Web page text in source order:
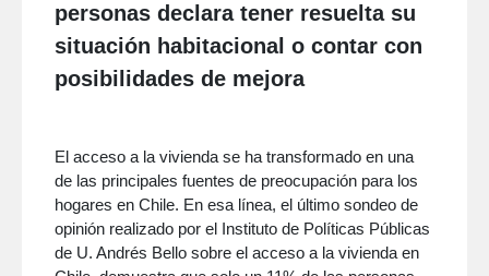
personas declara tener resuelta su
situación habitacional o contar con
posibilidades de mejora
El acceso a la vivienda se ha transformado en una
de las principales fuentes de preocupación para los
hogares en Chile. En esa línea, el último sondeo de
opinión realizado por el Instituto de Políticas Públicas
de U. Andrés Bello sobre el acceso a la vivienda en